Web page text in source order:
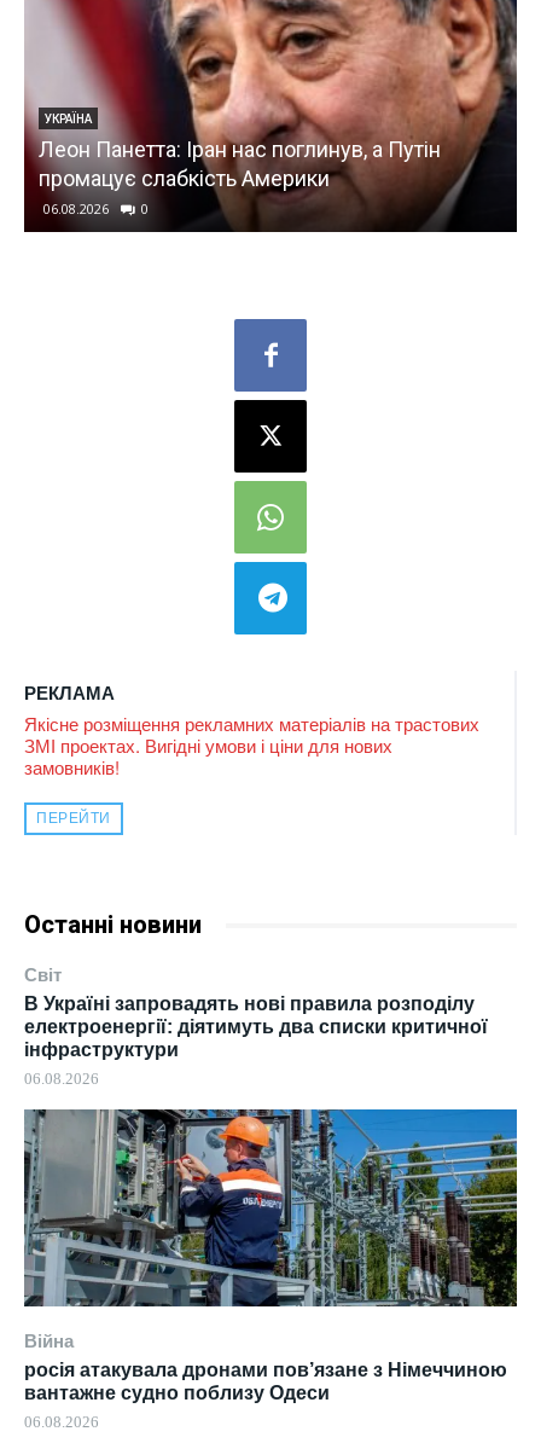
РЕКЛАМА
Якісне розміщення рекламних матеріалів на трастових
ЗМІ проектах. Вигідні умови і ціни для нових
замовників!
ПЕРЕЙТИ
Останні новини
Світ
В Україні запровадять нові правила розподілу
електроенергії: діятимуть два списки критичної
інфраструктури
06.08.2026
Війна
росія атакувала дронами пов’язане з Німеччиною
вантажне судно поблизу Одеси
06.08.2026
УКРАЇНА
Леон Панетта: Іран нас поглинув, а Путін
промацує слабкість Америки
06.08.2026 0